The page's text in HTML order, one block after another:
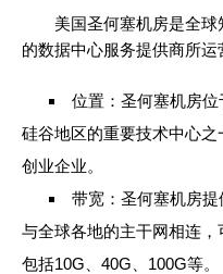
美国圣何塞机房是全
的数据中心服务提供商所运
位置：圣何塞机房
硅谷地区的重要技术中心
创业企业。
带宽：圣何塞机房提
与全球各地的主干网相连，
包括10G、40G、100G等。